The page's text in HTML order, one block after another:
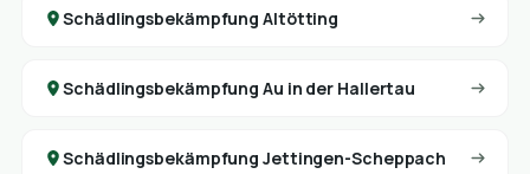
Schädlingsbekämpfung Altötting
Schädlingsbekämpfung Au in der Hallertau
Schädlingsbekämpfung Jettingen-Scheppach